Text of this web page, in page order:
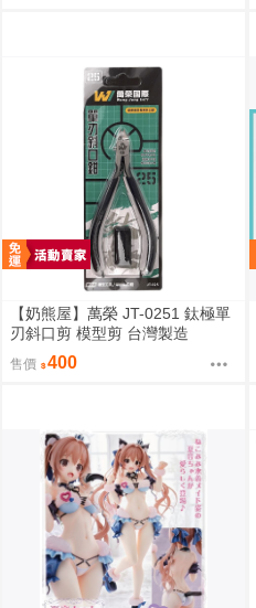
【奶熊屋】萬榮 JT-0251 鈦極單
刃斜口剪 模型剪 台灣製造
售價 400